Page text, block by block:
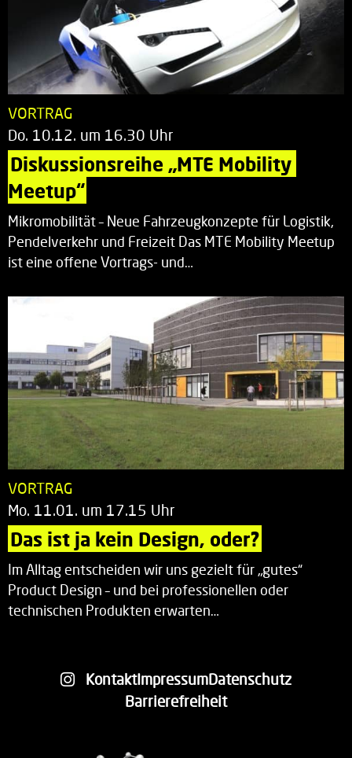
VORTRAG
Do. 10.12. um 16.30 Uhr
Diskussionsreihe „MTE Mobility
Meetup“
Mikromobilität – Neue Fahrzeugkonzepte für Logistik,
Pendelverkehr und Freizeit Das MTE Mobility Meetup
ist eine offene Vortrags- und…
VORTRAG
Mo. 11.01. um 17.15 Uhr
Das ist ja kein Design, oder?
Im Alltag entscheiden wir uns gezielt für „gutes“
Product Design – und bei professionellen oder
technischen Produkten erwarten…
KontaktImpressumDatenschutz
Barrierefreiheit